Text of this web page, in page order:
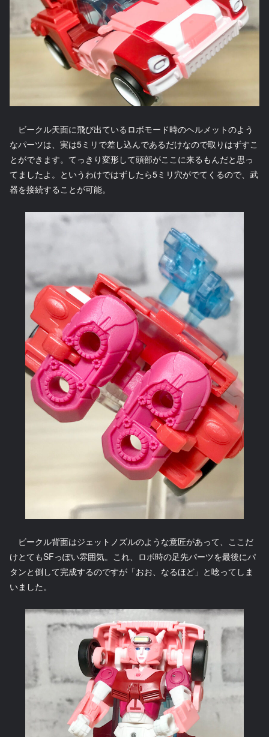
ビークル天面に飛び出ているロボモード時のヘルメットのよう
なパーツは、実は5ミリで差し込んであるだけなので取りはずすこ
とができます。てっきり変形して頭部がここに来るもんだと思っ
てましたよ。というわけではずしたら5ミリ穴がでてくるので、武
器を接続することが可能。
ビークル背面はジェットノズルのような意匠があって、ここだ
けとてもSFっぽい雰囲気。これ、ロボ時の足先パーツを最後にパ
タンと倒して完成するのですが「おお、なるほど」と唸ってしま
いました。